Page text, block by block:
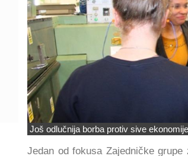
Još odlučnija borba protiv sive
Jedan od fokusa Zajedničke